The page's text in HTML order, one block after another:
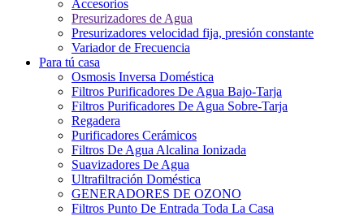
Accesorios
Presurizadores de Agua
Presurizadores velocidad fija, presión constante
Variador de Frecuencia
Para tú casa
Osmosis Inversa Doméstica
Filtros Purificadores De Agua Bajo-Tarja
Filtros Purificadores De Agua Sobre-Tarja
Regadera
Purificadores Cerámicos
Filtros De Agua Alcalina Ionizada
Suavizadores De Agua
Ultrafiltración Doméstica
GENERADORES DE OZONO
Filtros Punto De Entrada Toda La Casa